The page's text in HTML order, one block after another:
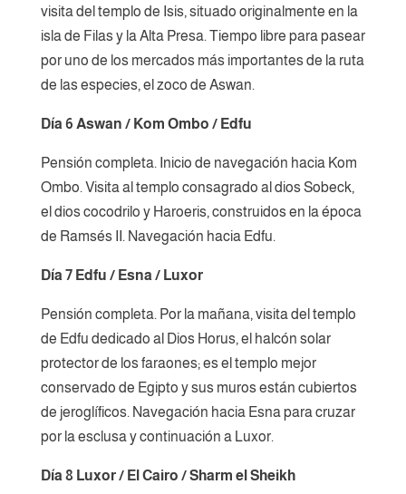
visita del templo de Isis, situado originalmente en la
isla de Filas y la Alta Presa. Tiempo libre para pasear
por uno de los mercados más importantes de la ruta
de las especies, el zoco de Aswan.
Día 6 Aswan / Kom Ombo / Edfu
Pensión completa. Inicio de navegación hacia Kom
Ombo. Visita al templo consagrado al dios Sobeck,
el dios cocodrilo y Haroeris, construidos en la época
de Ramsés II. Navegación hacia Edfu.
Día 7 Edfu / Esna / Luxor
Pensión completa. Por la mañana, visita del templo
de Edfu dedicado al Dios Horus, el halcón solar
protector de los faraones; es el templo mejor
conservado de Egipto y sus muros están cubiertos
de jeroglíficos. Navegación hacia Esna para cruzar
por la esclusa y continuación a Luxor.
Día 8 Luxor / El Cairo / Sharm el Sheikh